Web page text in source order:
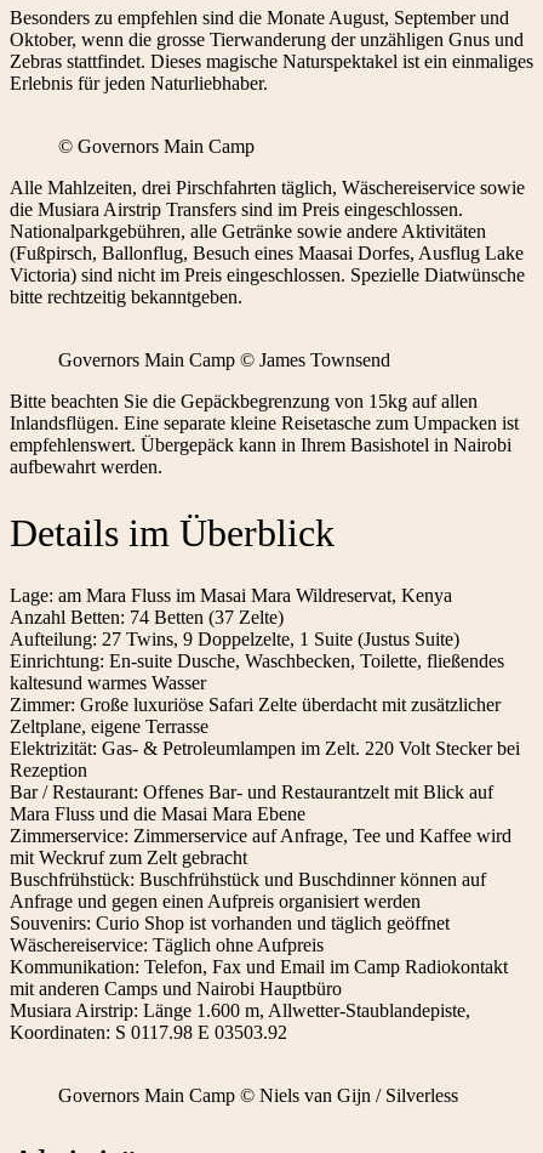
Besonders zu empfehlen sind die Monate August, September und
Oktober, wenn die grosse Tierwanderung der unzähligen Gnus und
Zebras stattfindet. Dieses magische Naturspektakel ist ein einmaliges
Erlebnis für jeden Naturliebhaber.
© Governors Main Camp
Alle Mahlzeiten, drei Pirschfahrten täglich, Wäschereiservice sowie
die Musiara Airstrip Transfers sind im Preis eingeschlossen.
Nationalparkgebühren, alle Getränke sowie andere Aktivitäten
(Fußpirsch, Ballonflug, Besuch eines Maasai Dorfes, Ausflug Lake
Victoria) sind nicht im Preis eingeschlossen. Spezielle Diatwünsche
bitte rechtzeitig bekanntgeben.
Governors Main Camp © James Townsend
Bitte beachten Sie die Gepäckbegrenzung von 15kg auf allen
Inlandsflügen. Eine separate kleine Reisetasche zum Umpacken ist
empfehlenswert. Übergepäck kann in Ihrem Basishotel in Nairobi
aufbewahrt werden.
Details im Überblick
Lage: am Mara Fluss im Masai Mara Wildreservat, Kenya
Anzahl Betten: 74 Betten (37 Zelte)
Aufteilung: 27 Twins, 9 Doppelzelte, 1 Suite (Justus Suite)
Einrichtung: En-suite Dusche, Waschbecken, Toilette, fließendes
kaltesund warmes Wasser
Zimmer: Große luxuriöse Safari Zelte überdacht mit zusätzlicher
Zeltplane, eigene Terrasse
Elektrizität: Gas- & Petroleumlampen im Zelt. 220 Volt Stecker bei
Rezeption
Bar / Restaurant: Offenes Bar- und Restaurantzelt mit Blick auf
Mara Fluss und die Masai Mara Ebene
Zimmerservice: Zimmerservice auf Anfrage, Tee und Kaffee wird
mit Weckruf zum Zelt gebracht
Buschfrühstück: Buschfrühstück und Buschdinner können auf
Anfrage und gegen einen Aufpreis organisiert werden
Souvenirs: Curio Shop ist vorhanden und täglich geöffnet
Wäschereiservice: Täglich ohne Aufpreis
Kommunikation: Telefon, Fax und Email im Camp Radiokontakt
mit anderen Camps und Nairobi Hauptbüro
Musiara Airstrip: Länge 1.600 m, Allwetter-Staublandepiste,
Koordinaten: S 0117.98 E 03503.92
Governors Main Camp © Niels van Gijn / Silverless